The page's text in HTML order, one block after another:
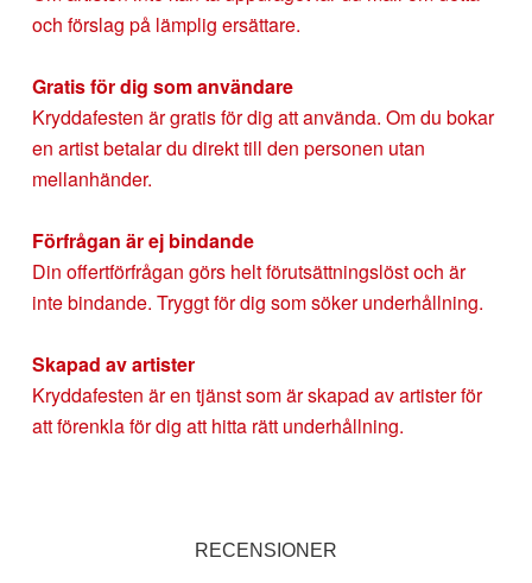
och förslag på lämplig ersättare.
Gratis för dig som användare
Kryddafesten är gratis för dig att använda. Om du bokar
en artist betalar du direkt till den personen utan
mellanhänder.
Förfrågan är ej bindande
Din offertförfrågan görs helt förutsättningslöst och är
inte bindande. Tryggt för dig som söker underhållning.
Skapad av artister
Kryddafesten är en tjänst som är skapad av artister för
att förenkla för dig att hitta rätt underhållning.
RECENSIONER